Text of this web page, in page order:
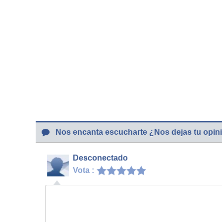
Nos encanta escucharte ¿Nos dejas tu
Desconectado
Vota :